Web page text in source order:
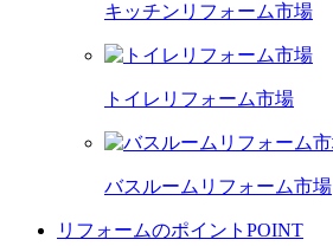
キッチンリフォーム市場
トイレリフォーム市場
バスルームリフォーム市場
リフォームのポイント POINT